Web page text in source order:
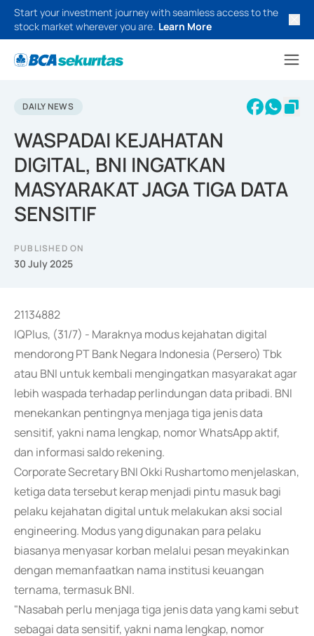
Start your investment journey with seamless access to the
stock market wherever you are. Learn More
DAILY NEWS
WASPADAI KEJAHATAN
DIGITAL, BNI INGATKAN
MASYARAKAT JAGA TIGA DATA
SENSITIF
PUBLISHED ON
30 July 2025
21134882
IQPlus, (31/7) - Maraknya modus kejahatan digital
mendorong PT Bank Negara Indonesia (Persero) Tbk
atau BNI untuk kembali mengingatkan masyarakat agar
lebih waspada terhadap perlindungan data pribadi. BNI
menekankan pentingnya menjaga tiga jenis data
sensitif, yakni nama lengkap, nomor WhatsApp aktif,
dan informasi saldo rekening.
Corporate Secretary BNI Okki Rushartomo menjelaskan,
ketiga data tersebut kerap menjadi pintu masuk bagi
pelaku kejahatan digital untuk melakukan aksi social
engineering. Modus yang digunakan para pelaku
biasanya menyasar korban melalui pesan meyakinkan
dengan memanfaatkan nama institusi keuangan
ternama, termasuk BNI.
"Nasabah perlu menjaga tiga jenis data yang kami sebut
sebagai data sensitif, yakni nama lengkap, nomor